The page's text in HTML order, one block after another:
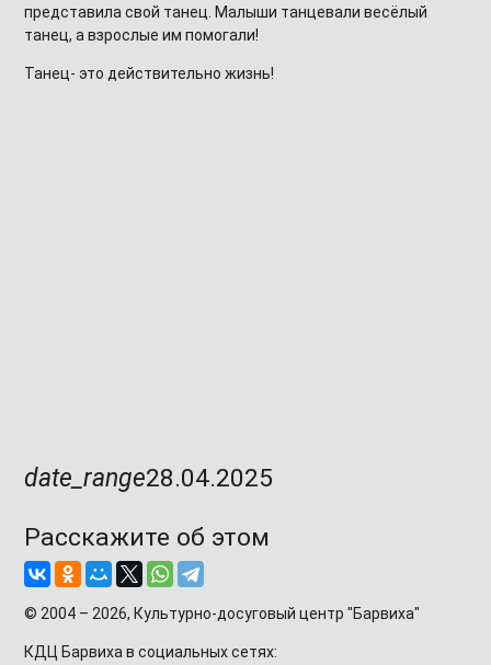
представила свой танец. Малыши танцевали весёлый
танец, а взрослые им помогали!
Танец- это действительно жизнь!
date_range28.04.2025
Расскажите об этом
© 2004 – 2026, Культурно-досуговый центр "Барвиха"
КДЦ Барвихав социальных сетях: